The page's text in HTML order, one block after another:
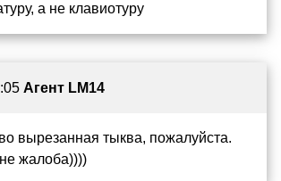
а не клавиотуру
Агент LM14
вырезанная тыква, пожалуйста.
жалоба))))